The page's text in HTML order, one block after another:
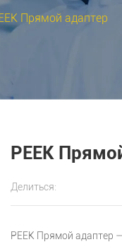
Прямой адаптер
PEEK
Делиться:
PEEK Прямой адаптер